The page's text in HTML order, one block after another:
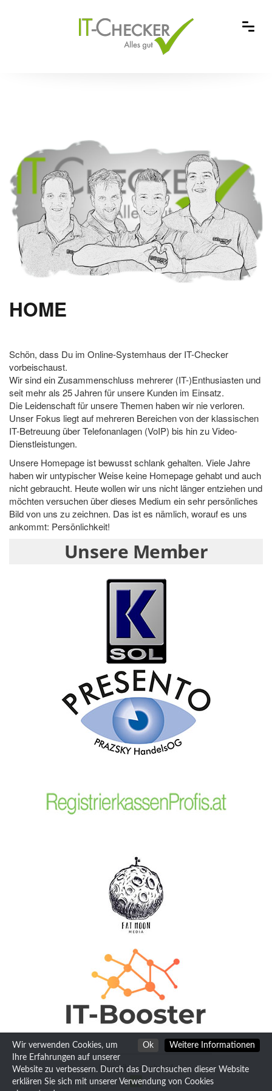
HOME
Schön, dass Du im Online-Systemhaus der IT-Checker
vorbeischaust.
Wir sind ein Zusammenschluss mehrerer (IT-)Enthusiasten und
seit mehr als 25 Jahren für unsere Kunden im Einsatz.
Die Leidenschaft für unsere Themen haben wir nie verloren.
Unser Fokus liegt auf mehreren Bereichen von der klassischen
IT-Betreuung über Telefonanlagen (VoIP) bis hin zu Video-
Dienstleistungen.
Unsere Homepage ist bewusst schlank gehalten. Viele Jahre
haben wir untypischer Weise keine Homepage gehabt und auch
nicht gebraucht. Heute wollen wir uns nicht länger entziehen und
möchten versuchen über dieses Medium ein sehr persönliches
Bild von uns zu zeichnen. Das ist es nämlich, worauf es uns
ankommt: Persönlichkeit!
Unsere Member
Uns gibts auch auf
Ok Weitere Informationen
Wir verwenden Cookies, um
Ihre Erfahrungen auf unserer
Website zu verbessern. Durch das Durchsuchen dieser Website
erklären Sie sich mit unserer Verwendung von Cookies